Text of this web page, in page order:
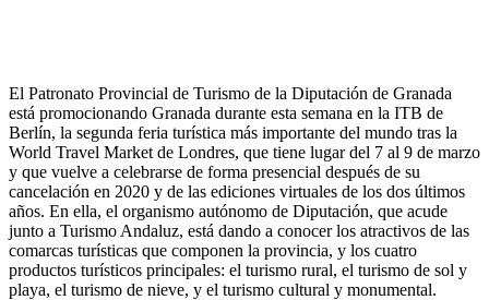
El Patronato Provincial de Turismo de la Diputación de Granada
está promocionando Granada durante esta semana en la ITB de
Berlín, la segunda feria turística más importante del mundo tras la
World Travel Market de Londres, que tiene lugar del 7 al 9 de marzo
y que vuelve a celebrarse de forma presencial después de su
cancelación en 2020 y de las ediciones virtuales de los dos últimos
años. En ella, el organismo autónomo de Diputación, que acude
junto a Turismo Andaluz, está dando a conocer los atractivos de las
comarcas turísticas que componen la provincia, y los cuatro
productos turísticos principales: el turismo rural, el turismo de sol y
playa, el turismo de nieve, y el turismo cultural y monumental.